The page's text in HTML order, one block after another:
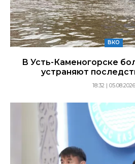
ВКО
В Усть-Каменогорске
устраняют
18:32 | 05.08.2026